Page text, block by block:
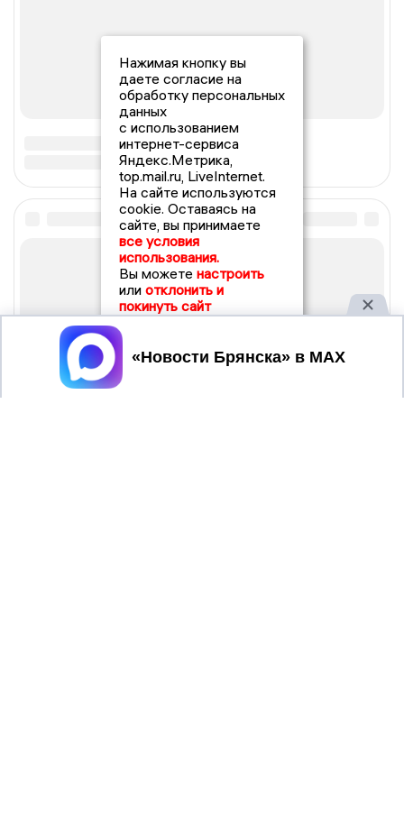
Нажимая кнопку вы
даете согласие на
обработку персональных
данных
с использованием
интернет-сервиса
Яндекс.Метрика,
top.mail.ru, LiveInternet.
На сайте используются
cookie. Оставаясь на
сайте, вы принимаете
все условия
использования.
Вы можете настроить
или отклонить и
покинуть сайт
Принять